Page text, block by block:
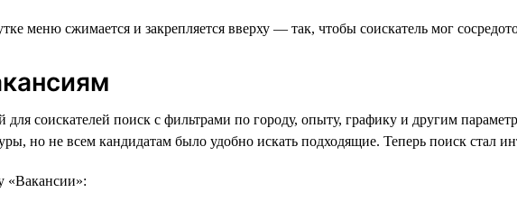
соискателей поиск с фильтрами по городу, опыту, графику и другим
но не всем кандидатам было удобно искать подходящие. Теперь поиск стал
«Вакансии»: